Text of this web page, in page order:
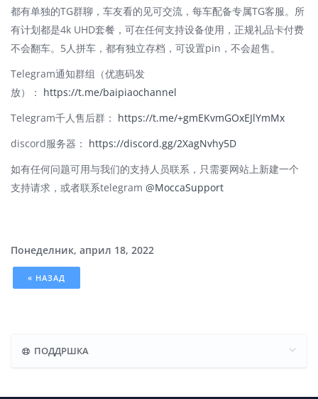
都有单独的TG群聊，车友看的见可交流，每车配备专属TG客服。所
有计划都是4k UHD套餐，可在任何支持设备使用，正规礼品卡付费
不会翻车。5人拼车，都有独立存档，可设置pin，不会超售。
Telegram通知群组（优惠码发
放）： https://t.me/baipiaochannel
Telegram千人售后群： https://t.me/+gmEKvmGOxEJlYmMx
discord服务器： https://discord.gg/2XagNvhy5D
如有任何问题可用与我们的支持人员联系，只需要网站上新建一个
支持请求，或者联系telegram @MoccaSupport
Понеделник, април 18, 2022
« НАЗАД
ПОДДРШКА